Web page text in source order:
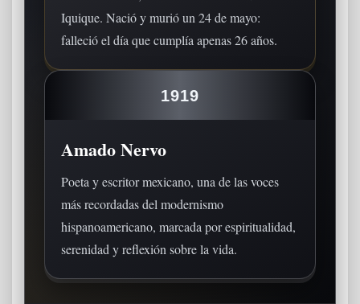
Iquique. Nació y murió un 24 de mayo:
falleció el día que cumplía apenas 26 años.
1919
Amado Nervo
Poeta y escritor mexicano, una de las voces
más recordadas del modernismo
hispanoamericano, marcada por espiritualidad,
serenidad y reflexión sobre la vida.